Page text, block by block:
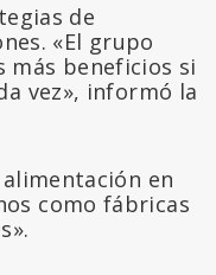
de
«El grupo
más beneficios si
vez», informó la
en
como fábricas